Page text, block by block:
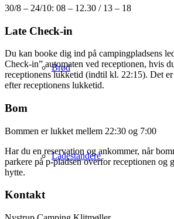
Brød
Ladestandere
30/8 – 24/10: 08 – 12.30 / 13 – 18
Late Check-in
Du kan booke dig ind på campingpladsens
Check-in” automaten ved receptionen, hvis
receptionens lukketid (indtil kl. 22:15). Det
efter receptionens lukketid.
Bom
Bommen er lukket mellem 22:30 og 7:00
Har du en reservation og ankommer, når
parkere på p-pladsen overfor receptionen og
hytte.
Kontakt